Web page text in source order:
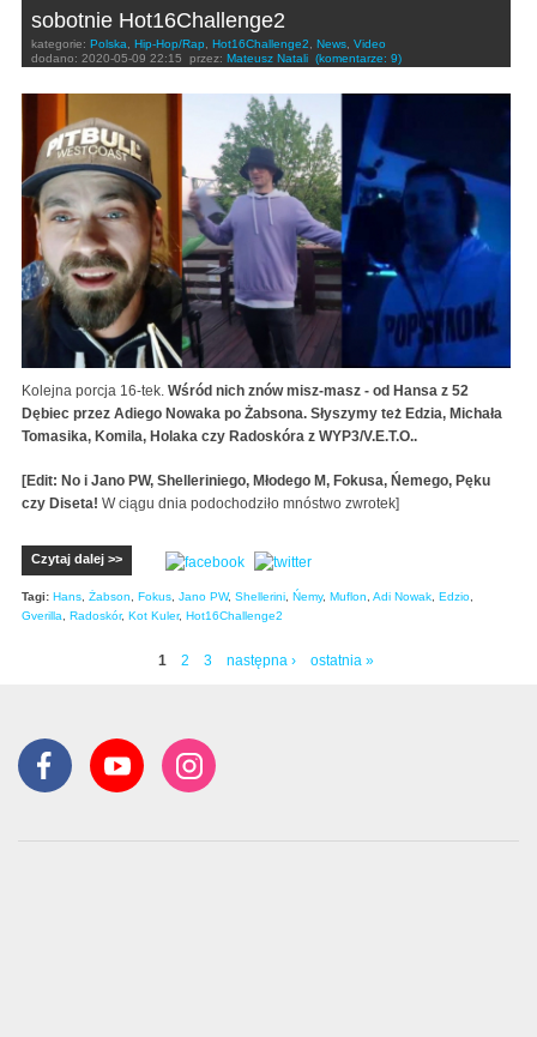
sobotnie Hot16Challenge2
kategorie: Polska Hip-Hop/Rap Hot16Challenge2 News Video
dodano: 2020-05-09 22:15 przez: Mateusz Natali (komentarze: 9)
Kolejna porcja 16-tek. Wśród nich znów misz-masz - od Hansa z 52
Dębiec przez Adiego Nowaka po Żabsona. Słyszymy też Edzia, Michała
Tomasika, Komila, Holaka czy Radoskóra z WYP3/V.E.T.O..
[Edit: No i Jano PW, Shelleriniego, Młodego M, Fokusa, Ńemego, Pęku
czy Diseta! W ciągu dnia podochodziło mnóstwo zwrotek]
Czytaj dalej >>
Tagi: Hans, Żabson, Fokus, Jano PW, Shellerini, Ńemy, Muflon, Adi Nowak, Edzio,
Gverilla, Radoskór, Kot Kuler, Hot16Challenge2
1 2 3 następna › ostatnia »